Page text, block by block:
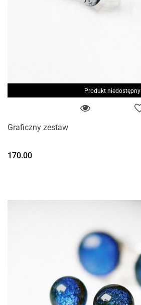
Produkt niedostępny
Graficzny zestaw
170.00